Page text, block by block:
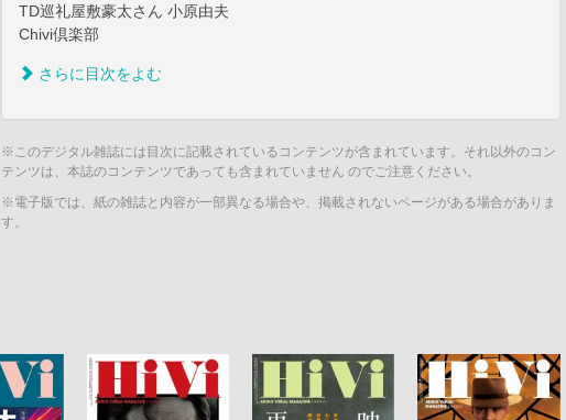
TD巡礼屋敷豪太さん 小原由夫
Chivi倶楽部
さらに目次をよむ
※このデジタル雑誌には目次に記載されているコンテンツが含まれています。それ以外のコン
テンツは、本誌のコンテンツであっても含まれていません のでご注意ください。
※電子版では、紙の雑誌と内容が一部異なる場合や、掲載されないページがある場合がありま
す。